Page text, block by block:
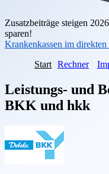
Zusatzbeiträge steigen
sparen!
Krankenkassen im direkten
Start Rechner
Leistungs- und
BKK und hkk